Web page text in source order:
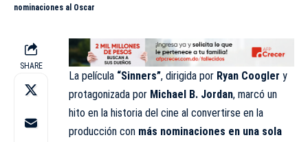
nominaciones al Oscar
SHARE
La película “Sinners”, dirigida por Ryan Coogler y
protagonizada por Michael B. Jordan, marcó un
hito en la historia del cine al convertirse en la
producción con más nominaciones en una sola